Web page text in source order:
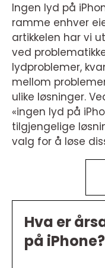
Ingen lyd på
ramme enhver
artikkelen har vi
ved
lydproblemer,
mellom
ulike løsninger.
«ingen lyd på
tilgjengelige
valg for å løse
Hva er
på iPhone?